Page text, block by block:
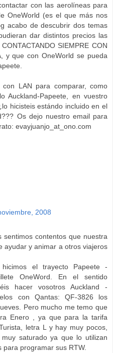
con las aerolíneas para
OneWorld (es el que más nos
acabo de descubrir dos temas
dar distintos precios las
SIEMPRE CON
y que con OneWorld se pueda
con LAN para comparar, como
Auckland-Papeete, en vuestro
hicisteis estándo incluido en el
Os dejo nuestro email para
evayjuanjo_at_ono.com
2008
contentos que nuestra
ayudar y animar a otros viajeros
hicimos el trayecto Papeete -
OneWord. En el sentido
hacer vosotros Auckland -
con Qantas: QF-3826 los
Pero mucho me temo que
Enero , ya que para la tarifa
letra L y hay muy pocos,
saturado ya que lo utilizan
programar sus RTW.